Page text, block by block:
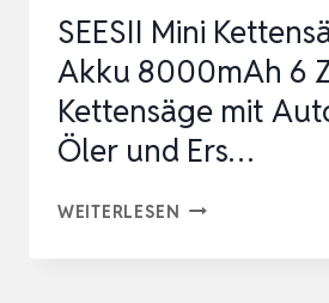
SEESII Mini
Akku 8000mAh 6
Kettensäge mit
Öler und Ers…
WEITERLESEN SEESII